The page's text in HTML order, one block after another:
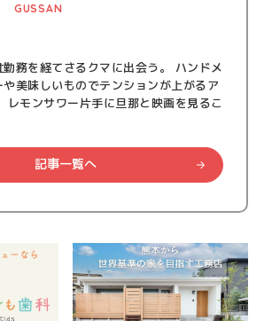
GUSSAN
務を経てさるクマに出会う。 ハンドメ
美味しいものでテンションが上がるア
レモンサワー片手に旦那と映画を見るこ
記事一覧へ